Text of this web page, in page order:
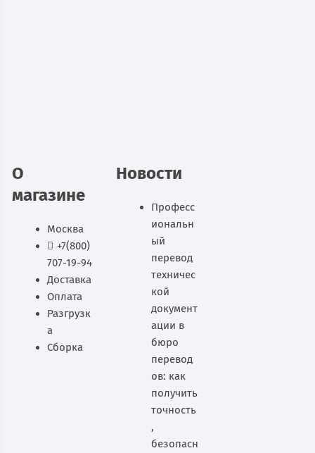
О
магазине
Москва
+7(800)
707-19-94
Доставка
Оплата
Разгрузк
а
Сборка
Новости
Професс
иональн
ый
перевод
техничес
кой
документ
ации в
бюро
перевод
ов: как
получить
точность
,
безопасн